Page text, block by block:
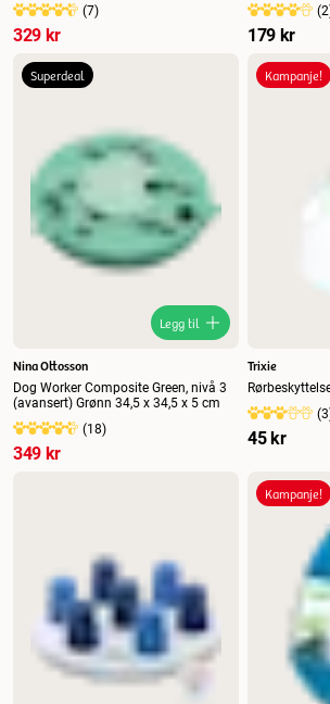
(7)
329 kr
(2
179 kr
Superdeal
Legg til
Nina Ottosson
Dog Worker Composite Green, nivå 3
(avansert) Grønn 34,5 x 34,5 x 5 cm
(18)
349 kr
Kampanje!
Trixie
(3
45 kr
Kampanje!